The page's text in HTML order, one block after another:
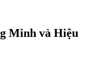
Minh và Hiệu